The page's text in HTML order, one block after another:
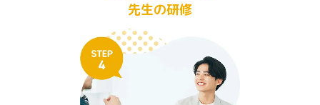
先生の研修